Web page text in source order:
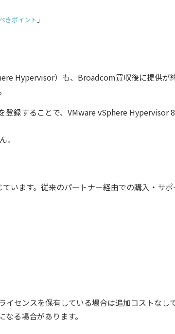
きポイント 」
Hypervisor）も、Broadcom買収後に提供が
録することで、VMware vSphere
。
ます。従来のパートナー経由での購入・サ
センスを保有している場合は追加コストな
る場合があります。